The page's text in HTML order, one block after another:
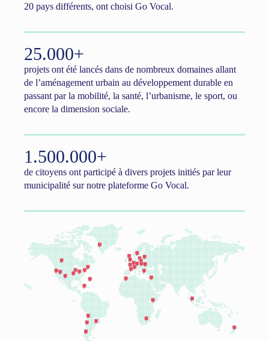
20 pays différents, ont choisi Go Vocal.
25.000+
projets ont été lancés dans de nombreux domaines allant
de l’aménagement urbain au développement durable en
passant par la mobilité, la santé, l’urbanisme, le sport, ou
encore la dimension sociale.
1.500.000+
de citoyens ont participé à divers projets initiés par leur
municipalité sur notre plateforme Go Vocal.